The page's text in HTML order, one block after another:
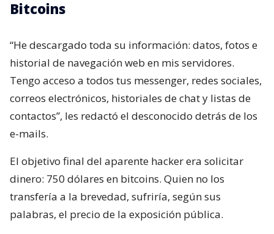
Bitcoins
“He descargado toda su información: datos, fotos e
historial de navegación web en mis servidores.
Tengo acceso a todos tus messenger, redes sociales,
correos electrónicos, historiales de chat y listas de
contactos”, les redactó el desconocido detrás de los
e-mails.
El objetivo final del aparente hacker era solicitar
dinero: 750 dólares en bitcoins. Quien no los
transfería a la brevedad, sufriría, según sus
palabras, el precio de la exposición pública.